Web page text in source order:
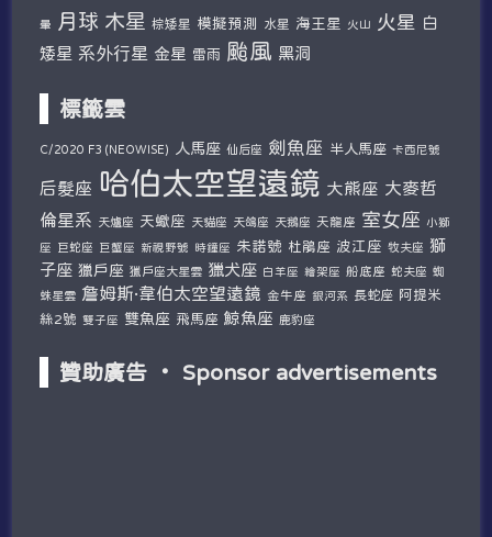
暈 月球 木星 棕矮星 模擬預測 水星 海王星 火山 火星 白
矮星 系外行星 金星 雷雨 颱風 黑洞
標籤雲
C/2020 F3 (NEOWISE) 人馬座 仙后座 劍魚座 半人馬座 卡西尼號
后髮座 哈伯太空望遠鏡 大熊座 大麥哲
倫星系
天爐座 天蠍座 天貓座 天鴿座 天鵝座 天龍座 室女座 小獅
座 巨蛇座 巨蟹座 新視野號 時鐘座 朱諾號 杜鵑座 波江座 牧夫座
獅
子座 獵戶座 獵戶座大星雲 獵犬座 白羊座 繪架座 船底座 蛇夫座 蜘
蛛星雲 詹姆斯·韋伯太空望遠鏡 金牛座 銀河系 長蛇座 阿提米
絲2號
雙子座 雙魚座 飛馬座 鯨魚座 鹿豹座
贊助廣告 ‧ Sponsor advertisements